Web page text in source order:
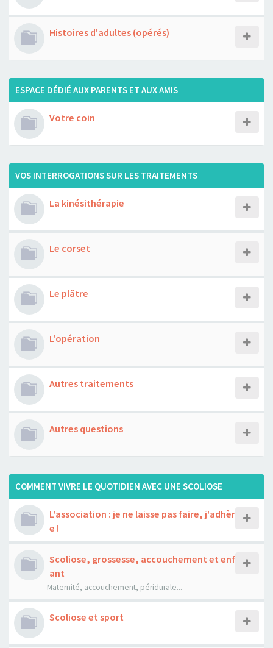
Histoires d'adultes (opérés)
ESPACE DÉDIÉ AUX PARENTS ET AUX AMIS
Votre coin
VOS INTERROGATIONS SUR LES TRAITEMENTS
La kinésithérapie
Le corset
Le plâtre
L'opération
Autres traitements
Autres questions
COMMENT VIVRE LE QUOTIDIEN AVEC UNE SCOLIOSE
L'association : je ne laisse pas faire, j'adhèr
e !
Scoliose, grossesse, accouchement et enf
ant
Maternité, accouchement, péridurale...
Scoliose et sport